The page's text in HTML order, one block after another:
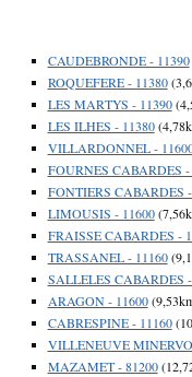
CAUDEBRONDE - 11390
ROQUEFERE - 11380
LES MARTYS - 11390
LES ILHES - 11380
VILLARDONNEL -
FOURNES CABARDES -
FONTIERS CABARDES
LIMOUSIS - 11600
FRAISSE CABARDES -
TRASSANEL - 11160
SALLELES CABARDES
ARAGON - 11600
CABRESPINE - 11160
VILLENEUVE
MAZAMET - 81200